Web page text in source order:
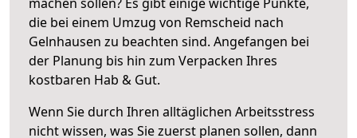
die bei einem Umzug von Remscheid nach
Gelnhausen zu beachten sind. Angefangen bei
der Planung bis hin zum Verpacken Ihres
kostbaren Hab & Gut.
Wenn Sie durch Ihren alltäglichen Arbeitsstress
nicht wissen, was Sie zuerst planen sollen, dann